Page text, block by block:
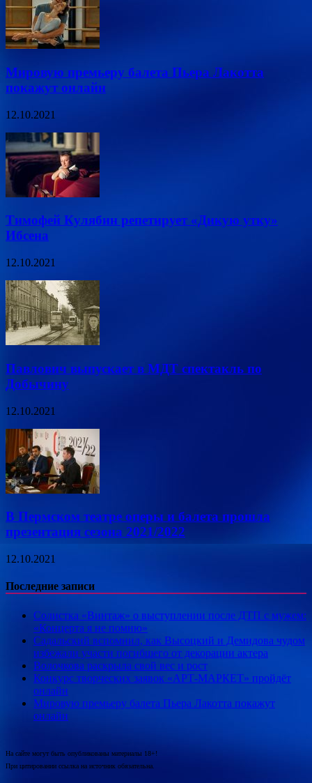
Мировую премьеру балета Пьера Лакотта
покажут онлайн
12.10.2021
Тимофей Кулябин репетирует «Дикую утку»
Ибсена
12.10.2021
Павлович выпускает в МДТ спектакль по
Добычину
12.10.2021
В Пермском театре оперы и балета прошла
презентация сезона 2021/2022
12.10.2021
Последние записи
Солистка «Винтаж» о выступлении после ДТП с мужем:
«Концерта я не помню»
Садальский вспомнил, как Высоцкий и Демидова чудом
избежали участи погибшего от декорации актера
Волочкова раскрыла свой вес и рост
Конкурс творческих заявок «АРТ-МАРКЕТ» пройдёт
онлайн
Мировую премьеру балета Пьера Лакотта покажут
онлайн
На сайте могут быть опубликованы материалы 18+!
При цитировании ссылка на источник обязательна.